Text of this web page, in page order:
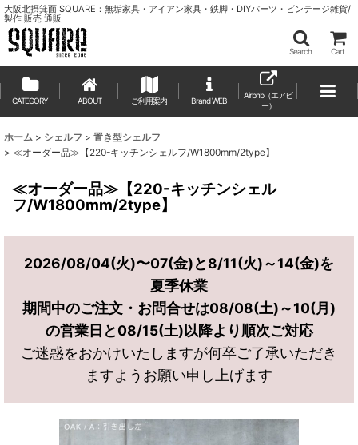
大阪北摂箕面 SQUARE：無垢家具・アイアン家具・鉄脚・DIYパーツ・ビンテージ雑貨/
製作 販売 通販
Search Cart
CATEGORY ABOUT ご利用案内
Airbnb（エアビ
ー）
ホーム > シェルフ > 置き型シェルフ
> ≪オーダー品≫【220-キッチンシェルフ/W1800mm/2type】
≪オーダー品≫【220-キッチンシェル
フ/W1800mm/2type】
2026/08/04(火)〜07(金)と8/11(火)～14(金)を
夏季休業
期間中のご注文・お問合せは08/08(土)～10(月)
の営業日と08/15(土)以降より順次ご対応
ご迷惑をおかけいたしますが何卒ご了承いただき
ますようお願い申し上げます